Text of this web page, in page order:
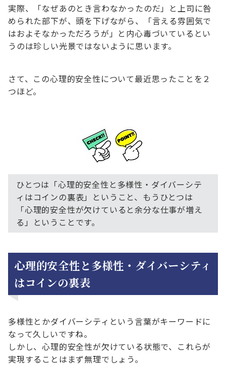
実際、「なぜあのとき言わなかったのだ」と上司に咎
められた部下が、頭を下げながら、「言える雰囲気で
はおよそなかっただろうが」と内心毒づいているとい
うのは珍しい光景ではないように思います。
さて、この心理的安全性について最近思ったことを２
つほど。
ひとつは「心理的安全性と多様性・ダイバーシテ
ィはコインの裏表」ということ、もうひとつは
「心理的安全性が欠けていると余分な仕事が増え
る」ということです。
心理的安全性と多様性・ダイバーシティ
はコインの裏表
多様性とかダイバーシティという言葉がキーワードに
なって久しいですね。
しかし、心理的安全性が欠けている状態で、これらが
実現することはまず無理でしょう。